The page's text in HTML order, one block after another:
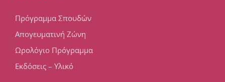
Πρόγραμμα Σπουδών
Απογευματινή Ζώνη
Ωρολόγιο Πρόγραμμα
Εκδόσεις – Υλικό